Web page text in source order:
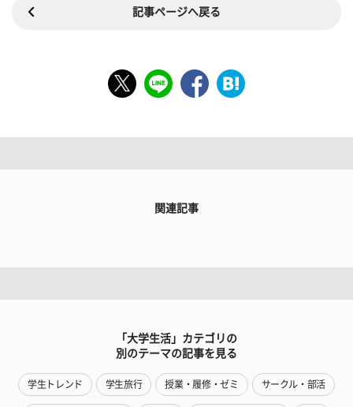
記事ページへ戻る
関連記事
「大学生活」カテゴリの
別のテーマの記事を見る
学生トレンド 学生旅行 授業・履修・ゼミ サークル・部活